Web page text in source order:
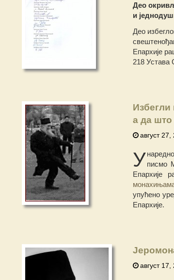
Део
и
Део
Епархије
218 Устава
Избегли
а да што
август 27,
Уписмо
Епархије
упућено
Епархије.
август 17,